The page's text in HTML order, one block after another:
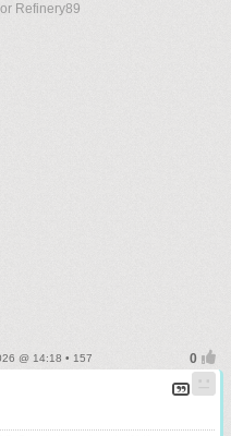
Refinery89
@ 14:18 • 157